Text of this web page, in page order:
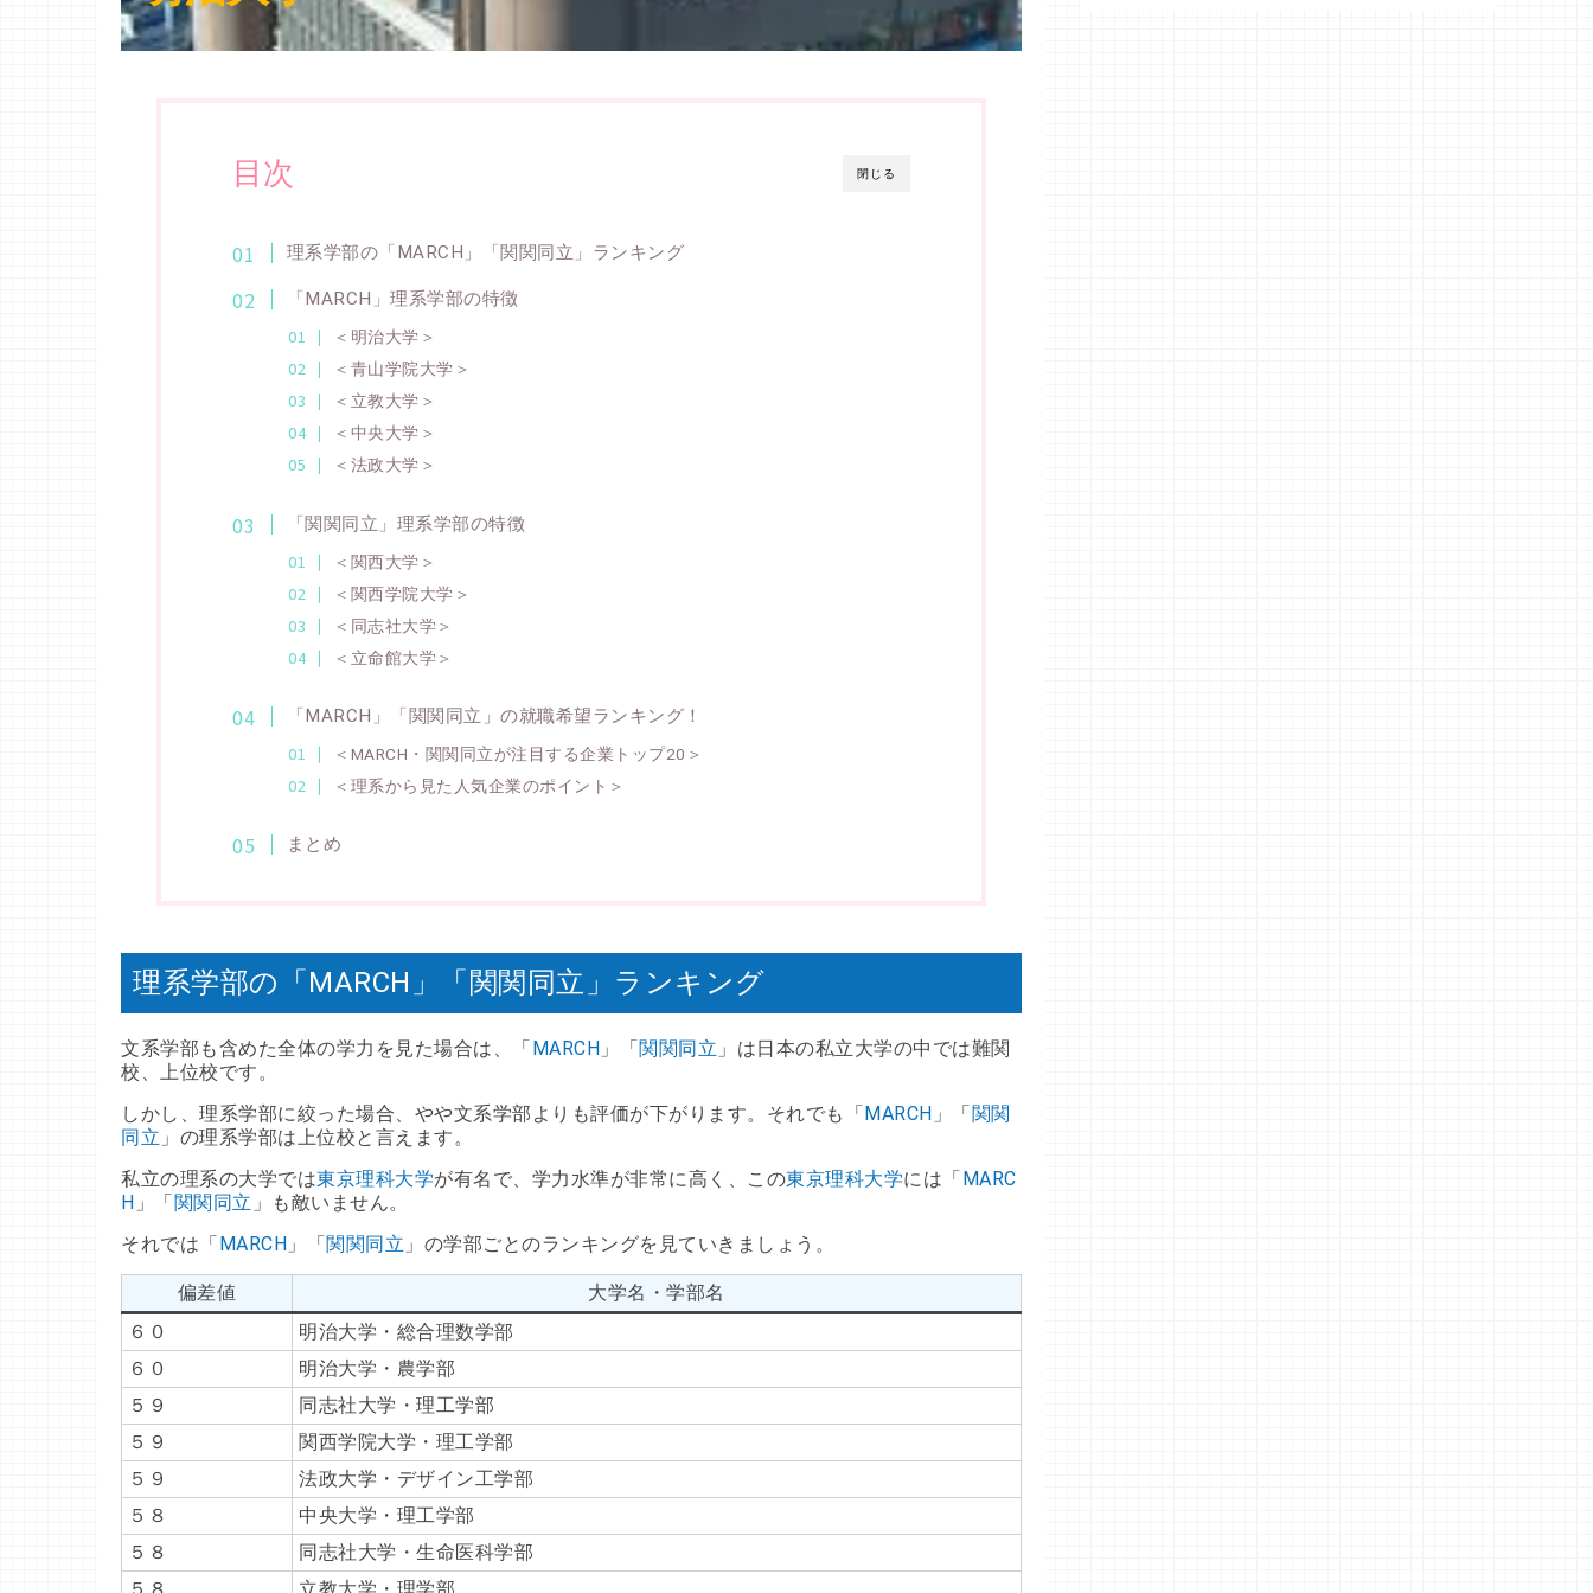
閉じる
目次
理系学部の「MARCH」「関関同立」ランキング
「MARCH」理系学部の特徴
＜明治大学＞
＜青山学院大学＞
＜立教大学＞
＜中央大学＞
＜法政大学＞
「関関同立」理系学部の特徴
＜関西大学＞
＜関西学院大学＞
＜同志社大学＞
＜立命館大学＞
「MARCH」「関関同立」の就職希望ランキング！
＜MARCH・関関同立が注目する企業トップ20＞
＜理系から見た人気企業のポイント＞
まとめ
理系学部の「MARCH」「関関同立」ランキング
文系学部も含めた全体の学力を見た場合は、「 MARCH 」「 関関同立 」は日本の私立大学の中では難関
校、上位校です。
しかし、理系学部に絞った場合、やや文系学部よりも評価が下がります。それでも「 MARCH 」「 関関
同立 」の理系学部は上位校と言えます。
私立の理系の大学では東京理科大学が有名で、学力水準が非常に高く、この東京理科大学には「 MARC
H 」「 関関同立 」も敵いません。
それでは「 MARCH 」「 関関同立 」の学部ごとのランキングを見ていきましょう。
偏差値
大学名・学部名
６０
明治大学・総合理数学部
６０
明治大学・農学部
５９
同志社大学・理工学部
５９
関西学院大学・理工学部
５９
法政大学・デザイン工学部
５８
中央大学・理工学部
５８
同志社大学・生命医科学部